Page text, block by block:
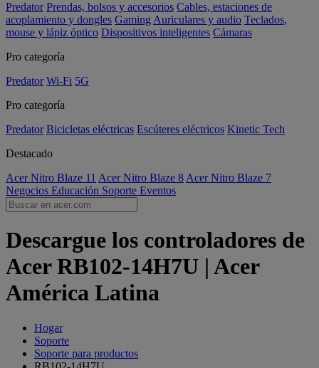
Predator Prendas, bolsos y accesorios Cables, estaciones de
acoplamiento y dongles Gaming Auriculares y audio Teclados,
mouse y lápiz óptico Dispositivos inteligentes Cámaras
Pro categoría
Predator Wi-Fi 5G
Pro categoría
Predator Bicicletas eléctricas Escúteres eléctricos Kinetic Tech
Destacado
Acer Nitro Blaze 11 Acer Nitro Blaze 8 Acer Nitro Blaze 7
Negocios Educación Soporte Eventos
Descargue los controladores de
Acer RB102-14H7U | Acer
América Latina
Hogar
Soporte
Soporte para productos